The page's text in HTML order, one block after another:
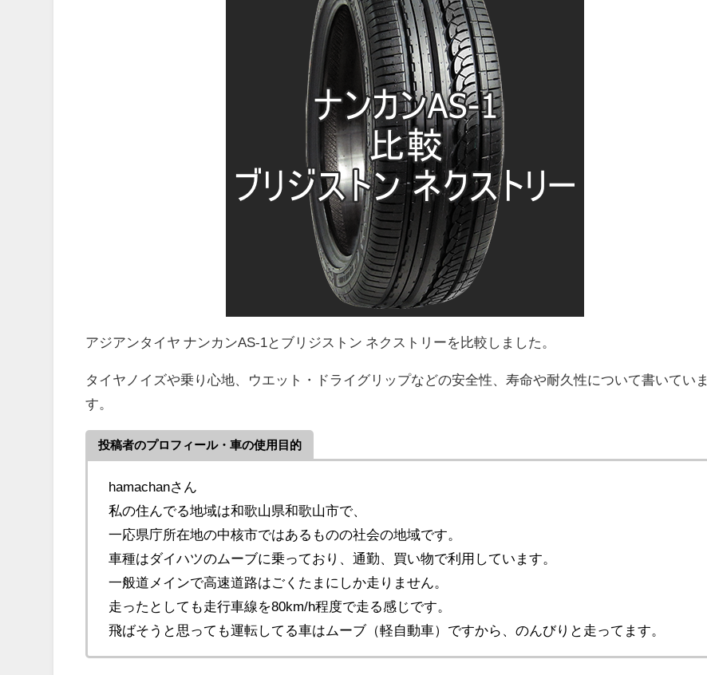
アジアンタイヤ ナンカンAS-1とブリジストン ネクストリーを比較しました。
タイヤノイズや乗り心地、ウエット・ドライグリップなどの安全性、寿命や耐久性について書いていま
す。
投稿者のプロフィール・車の使用目的
hamachanさん
私の住んでる地域は和歌山県和歌山市で、
一応県庁所在地の中核市ではあるものの社会の地域です。
車種はダイハツのムーブに乗っており、通勤、買い物で利用しています。
一般道メインで高速道路はごくたまにしか走りません。
走ったとしても走行車線を80km/h程度で走る感じです。
飛ばそうと思っても運転してる車はムーブ（軽自動車）ですから、のんびりと走ってます。